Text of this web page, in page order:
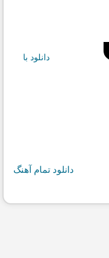
دانلود با
دانلود تمام آهنگ